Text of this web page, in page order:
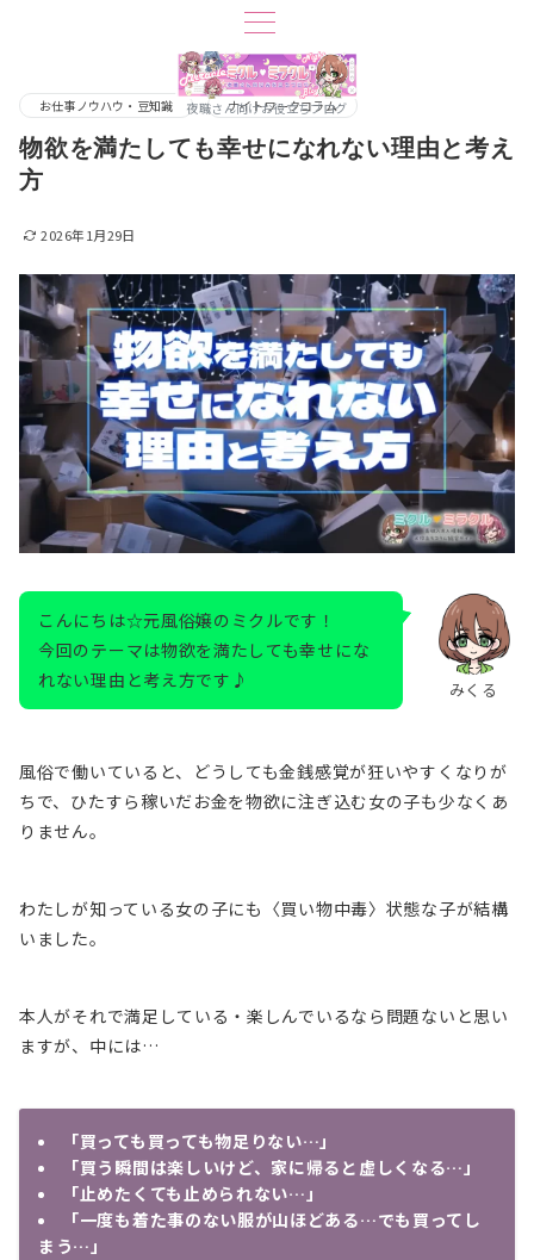
夜職さん向けお役立ちブログ
お仕事ノウハウ・豆知識 ナイトワークコラム
物欲を満たしても幸せになれない理由と考え
方
2026年1月29日
みくる
こんにちは☆元風俗嬢のミクルです！
今回のテーマは物欲を満たしても幸せにな
れない理由と考え方です♪
風俗で働いていると、どうしても金銭感覚が狂いやすくなりが
ちで、ひたすら稼いだお金を物欲に注ぎ込む女の子も少なくあ
りません。
わたしが知っている女の子にも〈買い物中毒〉状態な子が結構
いました。
本人がそれで満足している・楽しんでいるなら問題ないと思い
ますが、中には…
「買っても買っても物足りない…」
「買う瞬間は楽しいけど、家に帰ると虚しくなる…」
「止めたくても止められない…」
「一度も着た事のない服が山ほどある…でも買ってし
まう…」